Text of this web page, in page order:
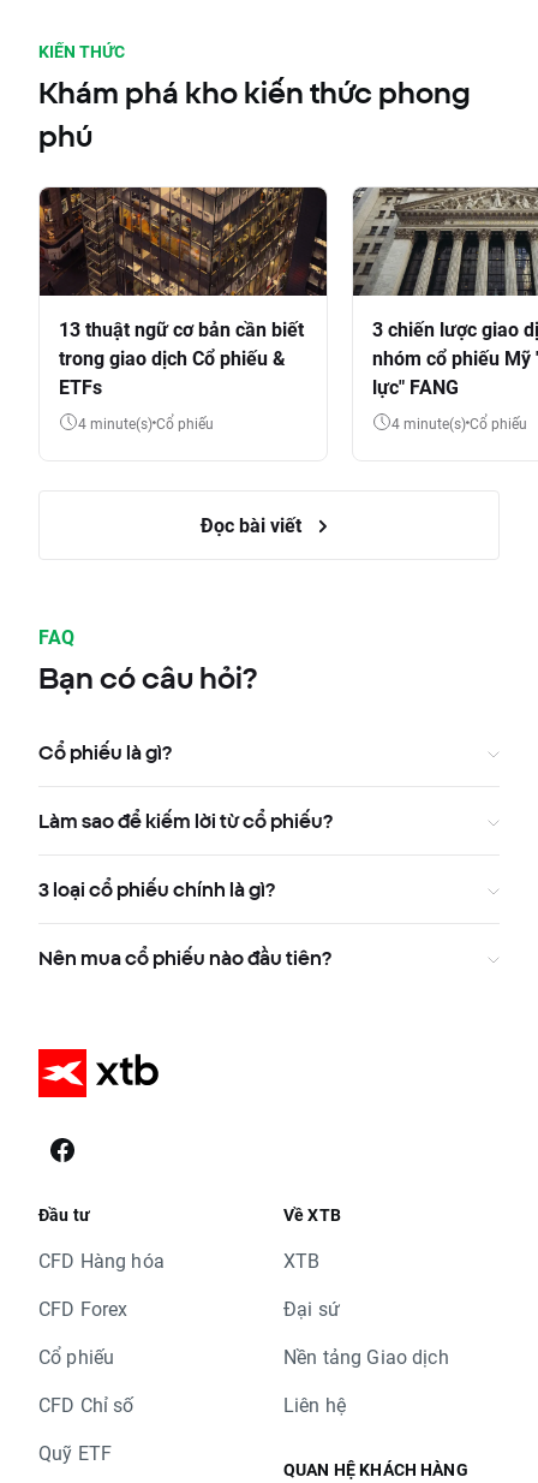
KIẾN THỨC
Khám phá kho kiến thức phong
phú
13 thuật ngữ cơ bản cần biết
trong giao dịch Cổ phiếu &
ETFs
4 minute(s) Cổ phiếu
3 chiến lược giao
nhóm cổ phiếu Mỹ
lực" FANG
4 minute(s) Cổ phiếu
Đọc bài viết
FAQ
Bạn có câu hỏi?
Cổ phiếu là gì?
Làm sao để kiếm lời từ cổ phiếu?
3 loại cổ phiếu chính là gì?
Nên mua cổ phiếu nào đầu tiên?
Đầu tư
CFD Hàng hóa
CFD Forex
Cổ phiếu
CFD Chỉ số
Quỹ ETF
Về XTB
XTB
Đại sứ
Nền tảng Giao dịch
Liên hệ
QUAN HỆ KHÁCH HÀNG